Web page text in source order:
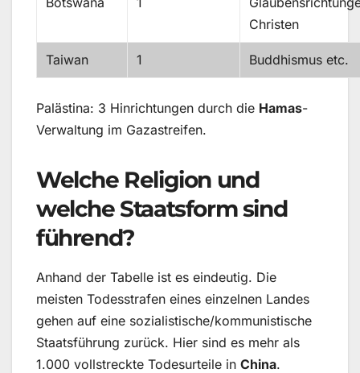
Christen
Taiwan 1 Buddhismus etc.
Palästina: 3 Hinrichtungen durch die Hamas-
Verwaltung im Gazastreifen.
Welche Religion und
welche Staatsform sind
führend?
Anhand der Tabelle ist es eindeutig. Die
meisten Todesstrafen eines einzelnen Landes
gehen auf eine sozialistische/kommunistische
Staatsführung zurück. Hier sind es mehr als
1.000 vollstreckte Todesurteile in China.